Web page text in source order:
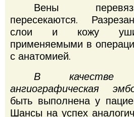
Вены
пересекаются.
слои и кожу
применяемыми в
с анатомией.
В качестве
ангиографическая
быть выполнена у
Шансы на успех